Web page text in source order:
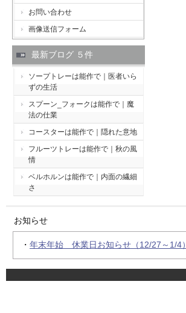
お問い合わせ
画像送信フォーム
最新ブログ ５件
ソープトレーは能作で｜医者いら
ずの生活
スプーン_フォークは能作で｜魔
法の仕業
コースターは能作で｜隠れた意地
フルーツトレーは能作で｜秋の風
情
ベルホルンは能作で｜内面の繊細
さ
お知らせ
・ 年末年始 休業日お知らせ（12/27～1/4）